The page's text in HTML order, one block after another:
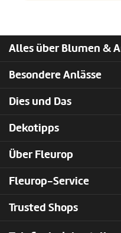
Alles über Blumen &
Besondere Anlässe
Dies und Das
Dekotipps
Über Fleurop
Fleurop-Service
Trusted Shops